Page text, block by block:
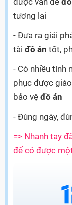
được vấn đề
tương lai
- Đưa ra giải
tài đồ án tốt,
- Có nhiều tính
phục được
bảo vệ đồ án
- Đúng ngày,
=> Nhanh tay
để có được một